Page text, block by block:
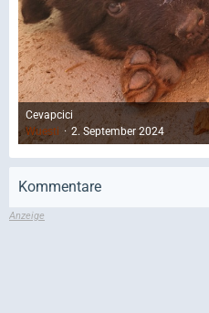
Cevapcici
Wuesti
2. September 2024
Kommentare